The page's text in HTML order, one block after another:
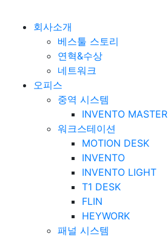
베스툴 Bestuhl
회사소개
베스툴 스토리
연혁&수상
네트워크
오피스
중역 시스템
INVENTO MASTER
워크스테이션
MOTION DESK
INVENTO
INVENTO LIGHT
T1 DESK
FLIN
HEYWORK
패널 시스템